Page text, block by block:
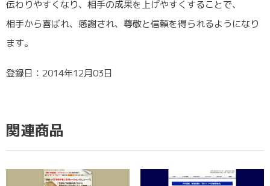
伝わりやすくなり、相手の成果を上げやすくすることで、
相手から喜ばれ、感謝され、尊敬と信頼を得られるようになり
ます。
登録日：2014年12月03日
関連商品